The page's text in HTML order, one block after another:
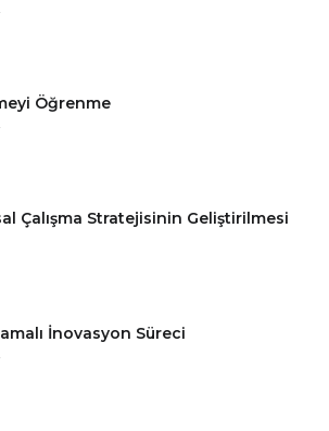
Öğrenme
Çalışma Stratejisinin Geliştirilmesi
İnovasyon Süreci